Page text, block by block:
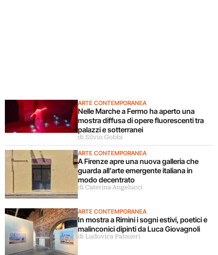
ARTE CONTEMPORANEA
Nelle Marche a Fermo ha aperto una
mostra diffusa di opere fluorescenti tra
palazzi e sotterranei
di Silvio Gobbi
ARTE CONTEMPORANEA
A Firenze apre una nuova galleria che
guarda all’arte emergente italiana in
modo decentrato
di Caterina Angelucci
ARTE CONTEMPORANEA
In mostra a Rimini i sogni estivi, poetici e
malinconici dipinti da Luca Giovagnoli
di Ludovica Palmieri